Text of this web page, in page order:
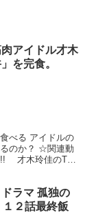
肉アイドル才木
を完食。
べる アイドルの
のか？ ☆関連動
!! 才木玲佳のTV
ドラマ 孤独の
２話最終飯